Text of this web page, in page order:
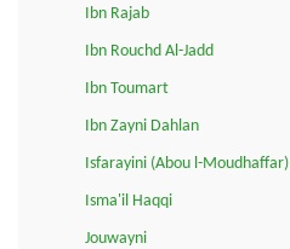
Ibn Rajab
Ibn Rouchd Al-Jadd
Ibn Toumart
Ibn Zayni Dahlan
Isfarayini (Abou l-Moudhaffar)
Isma'il Haqqi
Jouwayni